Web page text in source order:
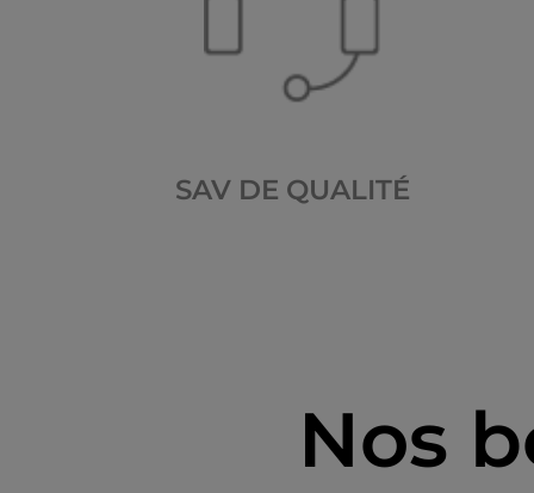
SAV DE QUALITÉ
Nos